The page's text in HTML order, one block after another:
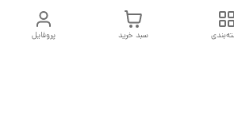
پروفایل سبد خرید